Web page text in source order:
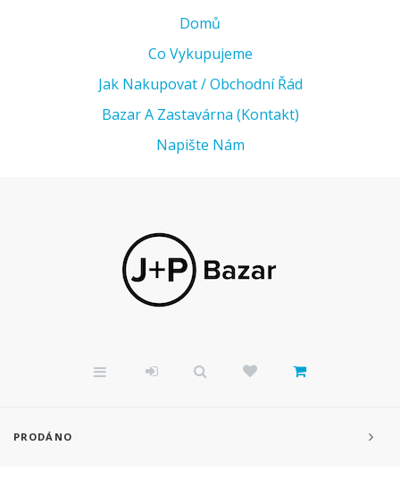
Domů
Co Vykupujeme
Jak Nakupovat / Obchodní Řád
Bazar A Zastavárna (kontakt)
Napište Nám
PRODÁNO